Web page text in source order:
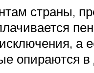
страны,
а
опираются в